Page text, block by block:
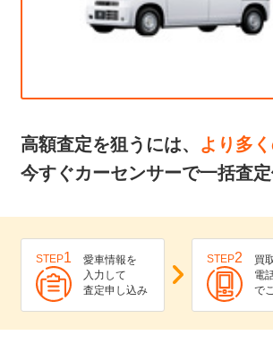
高額査定を狙うには、 より多
今すぐカーセンサーで一括査
STEP1
愛車情報を
入力して
査定申し込み
STEP2
買
電
で